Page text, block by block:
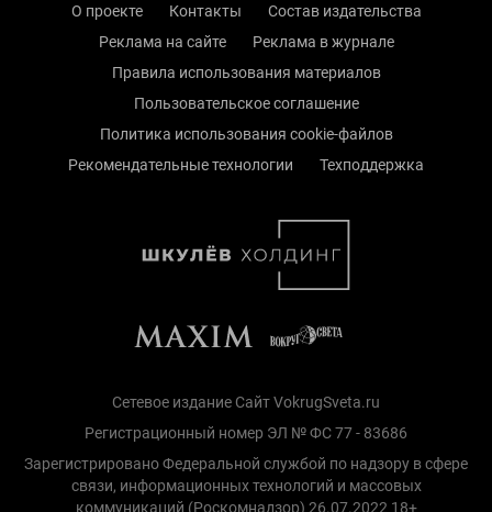
О проекте Контакты
Состав издательства
Реклама на сайте
Реклама в журнале
Правила использования материалов
Пользовательское соглашение
Политика использования cookie-файлов
Рекомендательные технологии
Техподдержка
Сетевое издание Сайт VokrugSveta.ru
Регистрационный номер ЭЛ № ФС 77 - 83686
Зарегистрировано Федеральной службой по надзору в сфере
связи, информационных технологий и массовых
коммуникаций (Роскомнадзор) 26.07.2022 18+